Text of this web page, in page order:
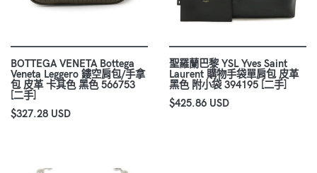
BOTTEGA VENETA Bottega
Veneta Leggero 鏤空肩包/手拿
包 皮革 卡其色 黑色 566753
[二手]
$327.28 USD
聖羅蘭巴黎 YSL Yves Saint
Laurent 購物手袋單肩包 皮革
黑色 附小袋 394195 [二手]
$425.86 USD